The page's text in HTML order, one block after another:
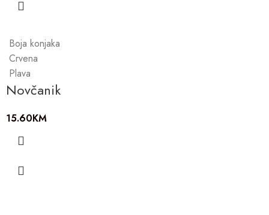
Boja konjaka
Crvena
Plava
Novčanik
15.60KM